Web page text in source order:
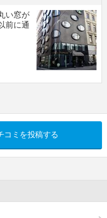
い窓が
前に通
コミを投稿する